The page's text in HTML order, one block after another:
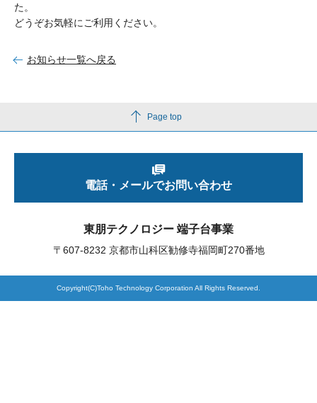
東朋テクノロジーサイトへ
よくある質問
品質への取り組み 環境方針について
個人情報保護方針
た。
どうぞお気軽にご利用ください。
お知らせ一覧へ戻る
Page top
東朋テクノロジー 端子台事業
〒607-8232 京都市山科区勧修寺福岡町270番地
電話・メールでお問い合わせ
Copyright(C)Toho Technology Corporation All Rights Reserved.